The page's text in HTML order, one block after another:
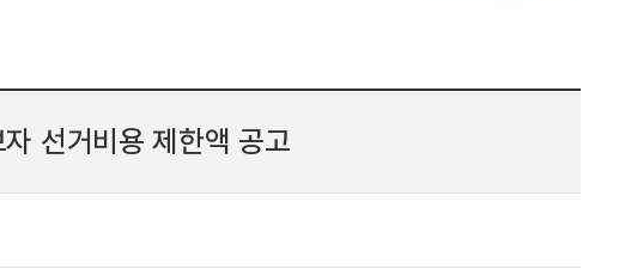
선거비용 제한액 공고